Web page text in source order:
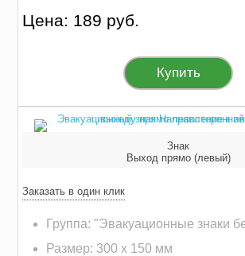
Цена: 189 руб.
Купить
Знак
Выход прямо (левый)
Заказать в один клик
Группа: "Эвакуационные знаки
Размер: 300 х 150 мм